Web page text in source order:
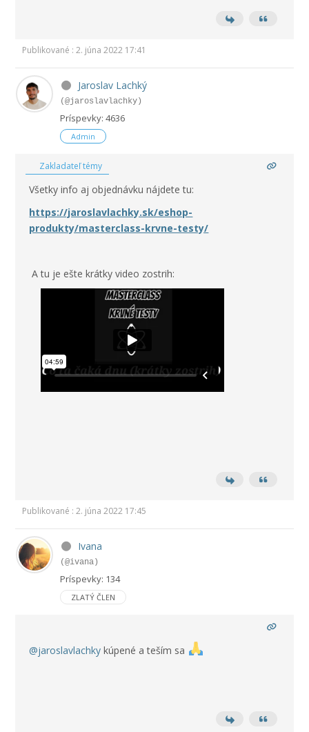
Publikované : 2. júna 2022 17:41
Jaroslav Lachký
(@jaroslavlachky)
Príspevky: 4636
Admin
Zakladateľ témy
Všetky info aj objednávku nájdete tu:
https://jaroslavlachky.sk/eshop-
produkty/masterclass-krvne-testy/
A tu je ešte krátky video zostrih:
Publikované : 2. júna 2022 17:45
Ivana
(@ivana)
Príspevky: 134
ZLATÝ ČLEN
@jaroslavlachky kúpené a teším sa